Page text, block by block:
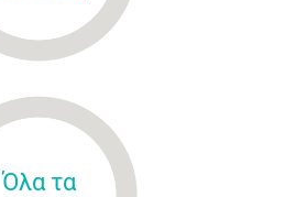
Όλα τα